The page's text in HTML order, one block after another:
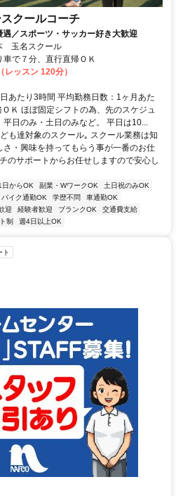
クールコーチ
／スポーツ・サッカー好き大歓迎
玉名スクール
で７分、直行直帰ＯＫ
ッスン 120分）
あたり3時間 平均勤務日数：1ヶ月あた
Ｋ ほぼ固定シフトの為、先のスケジュ
日のみ・土日のみなど。 平日は10...
も達対象のスクール｡ スクール業務は知
さ・興味を持ってもらう事が一番のお仕
のサポートからお任せしますので安心し
日からOK 副業・WワークOK
土日祝のみOK
バイク通勤OK 学歴不問
車通勤OK
迎 経験者歓迎 ブランクOK
交通費支給
制 週4日以上OK
ト